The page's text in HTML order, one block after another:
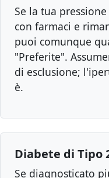
Se la tua
con farmaci e
puoi comunque
"Preferite".
di esclusione;
è.
Diabete di Tipo
Se diagnosticato